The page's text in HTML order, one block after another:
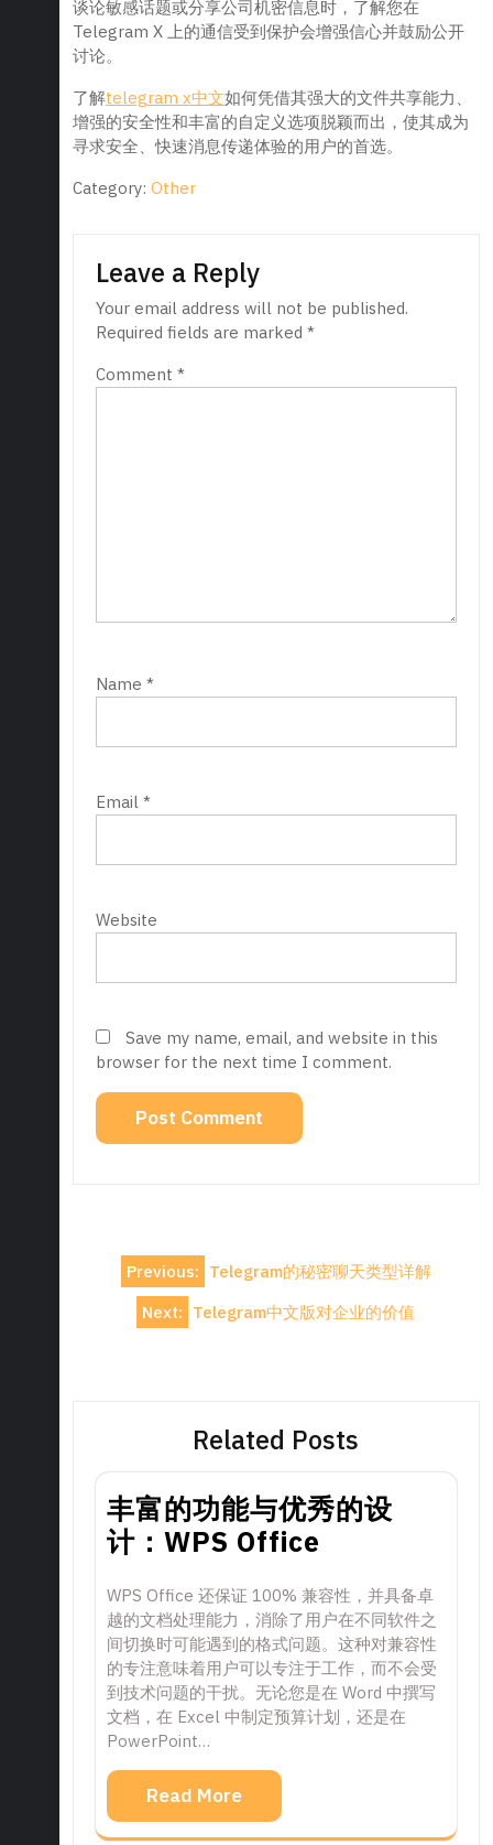
谈论敏感话题或分享公司机密信息时，了解您在
Telegram X 上的通信受到保护会增强信心并鼓励公开
讨论。
了解telegram x中文如何凭借其强大的文件共享能力、
增强的安全性和丰富的自定义选项脱颖而出，使其成为
寻求安全、快速消息传递体验的用户的首选。
Category: Other
Leave a Reply
Your email address will not be published.
Required fields are marked *
Comment *
Name *
Email *
Website
Save my name, email, and website in this
browser for the next time I comment.
Post
navigation
Previous: Telegram的秘密聊天类型详解
Next: Telegram中文版对企业的价值
Related Posts
丰富的功能与优秀的设
计：WPS Office
WPS Office 还保证 100% 兼容性，并具备卓
越的文档处理能力，消除了用户在不同软件之
间切换时可能遇到的格式问题。这种对兼容性
的专注意味着用户可以专注于工作，而不会受
到技术问题的干扰。无论您是在 Word 中撰写
文档，在 Excel 中制定预算计划，还是在
PowerPoint…
Read More